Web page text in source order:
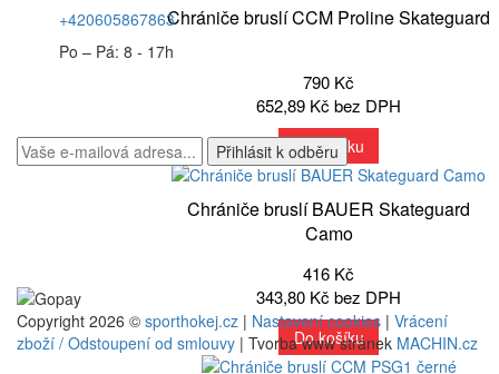
Chrániče bruslí CCM Proline Skateguard
790 Kč
652,89 Kč bez DPH
Do košíku
Chrániče bruslí BAUER Skateguard
Camo
416 Kč
343,80 Kč bez DPH
Do košíku
+420605867863
Po – Pá: 8 - 17h
Copyright 2026 © sporthokej.cz | Nastavení cookies | Vrácení
zboží / Odstoupení od smlouvy | Tvorba www stránek MACHIN.cz